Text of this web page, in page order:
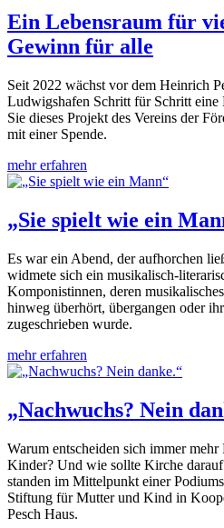
Ein Lebensraum für
Gewinn für alle
Seit 2022 wächst vor dem Heinrich
Ludwigshafen Schritt für Schritt eine
Sie dieses Projekt des Vereins der
mit einer Spende.
mehr erfahren
„Sie spielt wie ein
Es war ein Abend, der aufhorchen
widmete sich ein musikalisch-
Komponistinnen, deren
hinweg überhört, übergangen oder
zugeschrieben wurde.
mehr erfahren
„Nachwuchs? Nein
Warum entscheiden sich immer mehr
Kinder? Und wie sollte Kirche darauf
standen im Mittelpunkt einer
Stiftung für Mutter und Kind in
Pesch Haus.